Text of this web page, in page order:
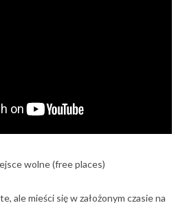
wolne (free places)
ale mieści się w założonym czasie na